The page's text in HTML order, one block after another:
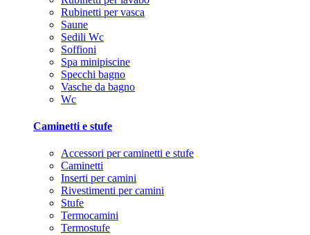
Rubinetti per vasca
Saune
Sedili Wc
Soffioni
Spa minipiscine
Specchi bagno
Vasche da bagno
Wc
Caminetti e stufe
Accessori per caminetti e stufe
Caminetti
Inserti per camini
Rivestimenti per camini
Stufe
Termocamini
Termostufe